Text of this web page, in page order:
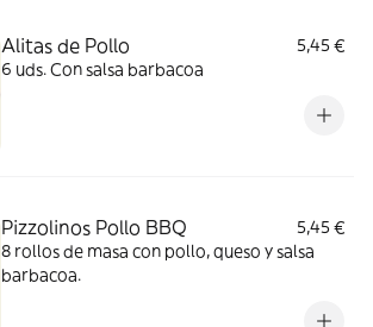
Alitas de Pollo
5,45 €
6 uds. Con salsa barbacoa
Pizzolinos Pollo BBQ
5,45 €
8 rollos de masa con pollo, queso y salsa
barbacoa.